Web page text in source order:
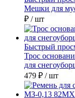
Мешки для
₽ / шт
Быстрый
Трос
для
479 ₽ / шт